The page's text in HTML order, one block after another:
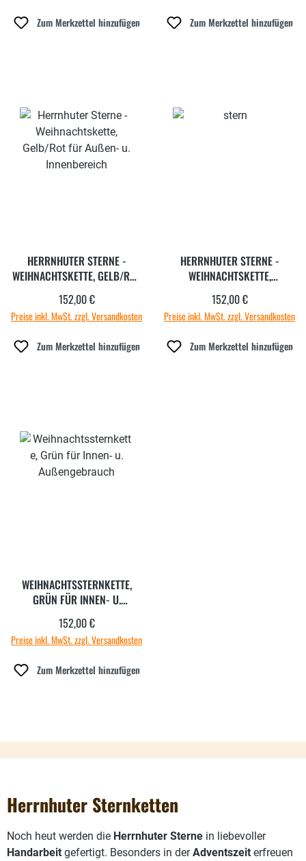
Zum Merkzettel hinzufügen Zum Merkzettel hinzufügen
HERRNHUTER STERNE -
WEIHNACHTSKETTE, GELB/ROT
FÜR AUSSEN- U. I
NNENBEREICH
Regulärer Preis:
152,00 €
Preise inkl. MwSt. zzgl. Versandkosten
Zum Merkzettel hinzufügen
HERRNHUTER STERNE -
WEIHNACHTSKETTE,
WEISS/ROT FÜR AUSSEN- U. IN
NENBEREICH
Regulärer Preis:
152,00 €
Preise inkl. MwSt. zzgl. Versandkosten
Zum Merkzettel hinzufügen
WEIHNACHTSSTERNKETTE,
GRÜN FÜR INNEN- U.
AUSSENGEBRAUCH
Regulärer Preis:
152,00 €
Preise inkl. MwSt. zzgl. Versandkosten
Zum Merkzettel hinzufügen
Herrnhuter Sternketten
Noch heut werden die Herrnhuter Sterne in liebevoller
Handarbeit gefertigt. Besonders in derAdventszeit erfreuen